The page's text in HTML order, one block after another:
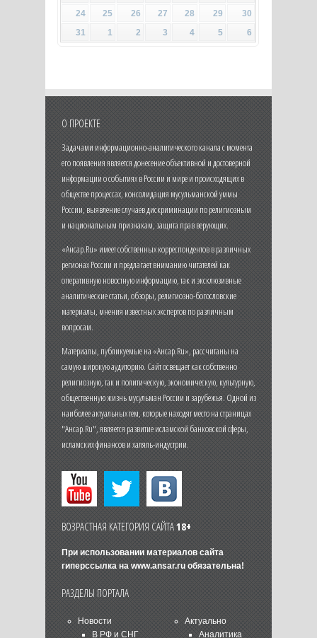
24
25 26 27 28 29
30
31
1 2 3 4 5 6
О ПРОЕКТЕ
Задачами информационно-аналитического канала с момента
его появления является донесение объективной и достоверной
информации о событиях в России и мире и происходящих в
обществе процессах, консолидация мусульманской уммы
России, выявление случаев дискриминации по религиозным
и национальным признакам, защита прав верующих.
«Ансар.Ru» имеет собственных корреспондентов в различных
регионах России и предлагает вниманию читателей как
оперативную новостную информацию, так и эксклюзивные
аналитические статьи, обзоры, религиозно-богословские
материалы, мнения известных экспертов по различным
вопросам.
Материалы, публикуемые на «Ансар.Ru», рассчитаны на
самую широкую аудиторию. Сайт освещает как собственно
религиозную, так и политическую, экономическую, культурную,
общественную жизнь мусульман России и зарубежья. Одной из
наиболее актуальных тем, которые находят место на страницах
"Ансар.Ru", является развитие исламской банковской сферы,
исламских финансов и халяль-индустрии.
ВОЗРАСТНАЯ КАТЕГОРИЯ САЙТА18+
При использовании материалов сайта
гиперссылка на www.ansar.ruобязательна!
РАЗДЕЛЫ ПОРТАЛА
Новости
В РФ и СНГ
Актуально
Аналитика